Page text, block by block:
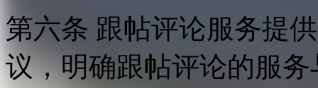
第六条 跟帖评论服务提
议，明确跟帖评论的服